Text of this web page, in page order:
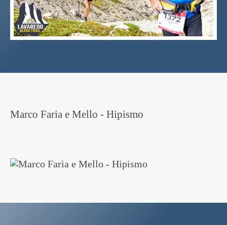
Marco Faria e Mello - Hipismo